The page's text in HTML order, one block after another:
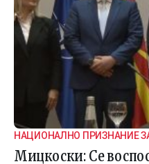
НАЦИОНАЛНО ПРИЗНАНИЕ
Мицкоски: Се